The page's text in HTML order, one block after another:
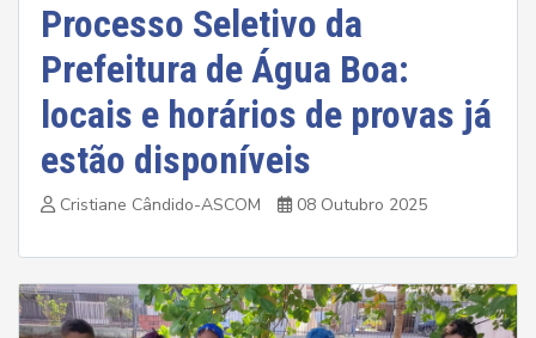
Processo Seletivo da
Prefeitura de Água Boa:
locais e horários de provas já
estão disponíveis
Cristiane Cândido-ASCOM 08 Outubro 2025